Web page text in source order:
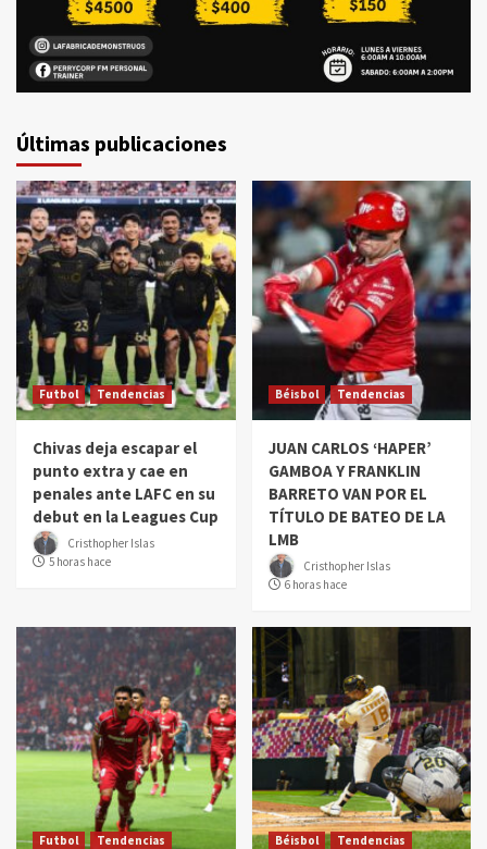
Últimas publicaciones
Futbol Tendencias
Chivas deja escapar el
punto extra y cae en
penales ante LAFC en su
debut en la Leagues Cup
Cristhopher Islas
5 horas hace
Béisbol Tendencias
JUAN CARLOS ‘HAPER’
GAMBOA Y FRANKLIN
BARRETO VAN POR EL
TÍTULO DE BATEO DE LA
LMB
Cristhopher Islas
6 horas hace
Futbol Tendencias Béisbol Tendencias